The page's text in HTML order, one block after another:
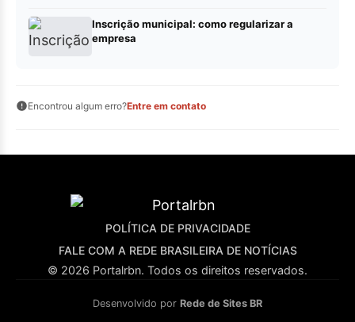
Inscrição municipal: como regularizar a
empresa
Encontrou algum erro?Entre em contato
POLÍTICA DE PRIVACIDADE
FALE COM A REDE BRASILEIRA DE NOTÍCIAS
© 2026 Portalrbn. Todos os direitos reservados.
Desenvolvido por Rede de Sites BR